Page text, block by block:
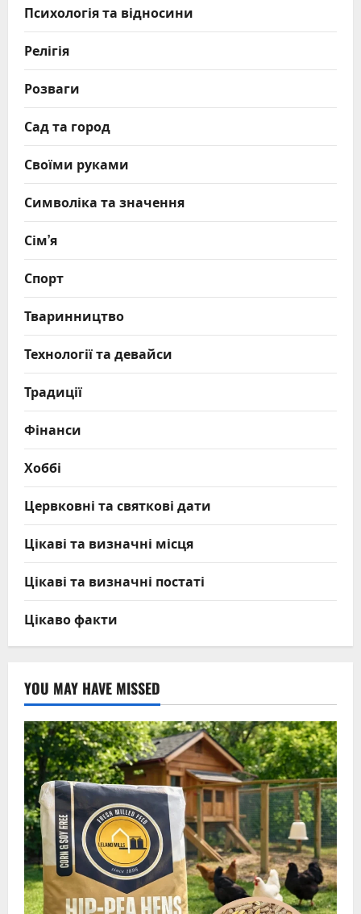
Психологія та відносини
Релігія
Розваги
Сад та город
Своїми руками
Символіка та значення
Сім’я
Спорт
Тваринництво
Технології та девайси
Традиції
Фінанси
Хоббі
Цервковні та святкові дати
Цікаві та визначні місця
Цікаві та визначні постаті
Цікаво факти
YOU MAY HAVE MISSED